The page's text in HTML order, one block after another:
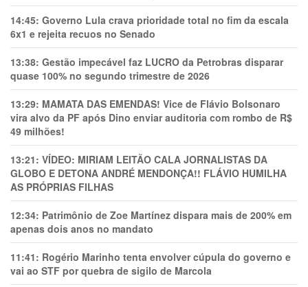
14:45: Governo Lula crava prioridade total no fim da escala
6x1 e rejeita recuos no Senado
13:38: Gestão impecável faz LUCRO da Petrobras disparar
quase 100% no segundo trimestre de 2026
13:29: MAMATA DAS EMENDAS! Vice de Flávio Bolsonaro
vira alvo da PF após Dino enviar auditoria com rombo de R$
49 milhões!
13:21: VÍDEO: MIRIAM LEITÃO CALA JORNALISTAS DA
GLOBO E DETONA ANDRÉ MENDONÇA!! FLÁVIO HUMILHA
AS PRÓPRIAS FILHAS
12:34: Patrimônio de Zoe Martínez dispara mais de 200% em
apenas dois anos no mandato
11:41: Rogério Marinho tenta envolver cúpula do governo e
vai ao STF por quebra de sigilo de Marcola